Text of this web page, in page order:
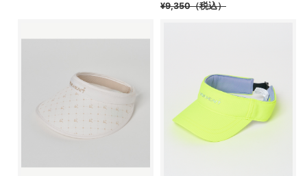
¥9,350（税込）